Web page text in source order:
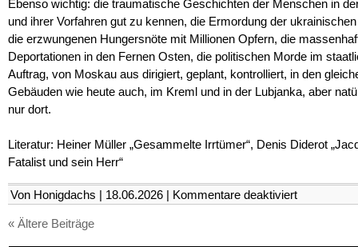
Ebenso wichtig: die traumatische Geschichten der Menschen in
und ihrer Vorfahren gut zu kennen, die Ermordung der
die erzwungenen Hungersnöte mit Millionen Opfern, die
Deportationen in den Fernen Osten, die politischen Morde im
Auftrag, von Moskau aus dirigiert, geplant, kontrolliert, in den
Gebäuden wie heute auch, im Kreml und in der Lubjanka, aber
nur dort.
Literatur: Heiner Müller „Gesammelte Irrtümer“, Denis Diderot
Fatalist und sein Herr“
Von Honigdachs | 18.06.2026 | Kommentare deaktiviertfür
Leben
« Ältere Beiträge